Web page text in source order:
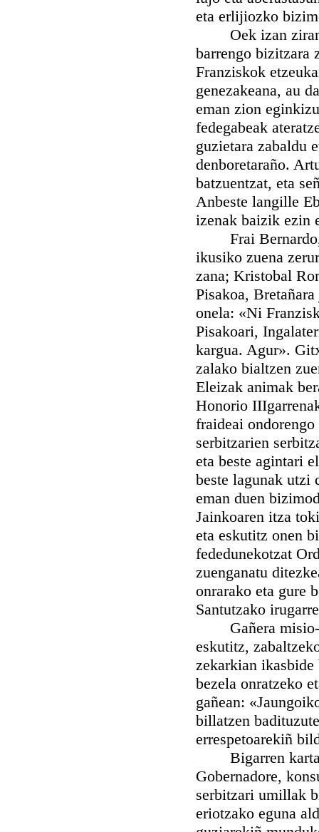
eta erlijiozko
Oek izan ziran
barrengo bizitzara
Franziskok
genezakeana, au
eman zion
fedegabeak
guzietara zabaldu
denboretaraño.
batzuentzat, eta
Anbeste langille
izenak baizik ezin
Frai Bernardo,
ikusiko zuena
zana; Kristobal
Pisakoa,
onela: «Ni
Pisakoari,
kargua. Agur».
zalako bialtzen
Eleizak animak
Honorio
fraideai
serbitzarien
eta beste agintari
beste lagunak utzi
eman duen
Jainkoaren itza
eta eskutitz onen
fededunekotzat
zuenganatu
onrarako eta gure
Santutzako
Gañera misio-
eskutitz,
zekarkian ikasbide
bezela onratzeko
gañean:
billatzen
errespetoarekiñ
Bigarren kartak
Gobernadore,
serbitzari umillak
eriotzako eguna